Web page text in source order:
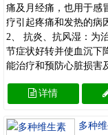
痛及月经痛，也用于感
疗引起疼痛和发热的病
2、 抗炎、抗风湿：为
节症状好转并使血沉下
能治疗和预防心脏损害
详情
多种维